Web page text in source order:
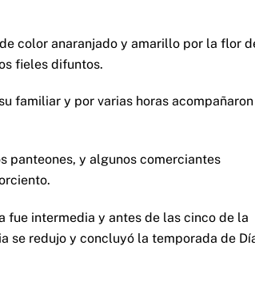
color anaranjado y amarillo por la flor
fieles difuntos.
familiar y por varias horas acompañaron
panteones, y algunos comerciantes
fue intermedia y antes de las cinco de la
se redujo y concluyó la temporada de